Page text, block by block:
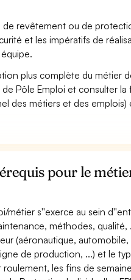
revêtement ou de
et les impératifs de
plus complète du métier
Pôle Emploi et consulter
des métiers et des
pour le
métier s''exerce au sein
méthodes, qualité,
(aéronautique,
de production, ...) et le
roulement, les fins de